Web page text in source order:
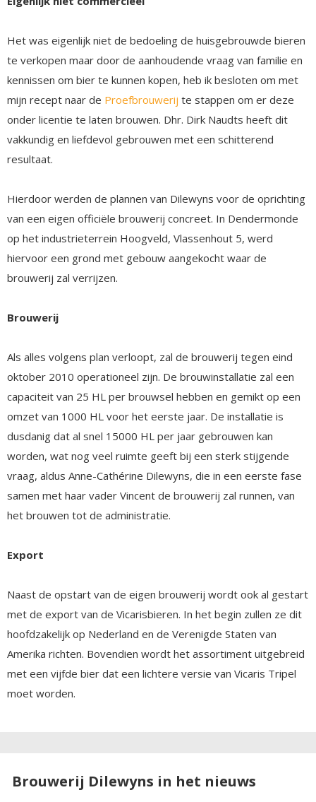
Het was eigenlijk niet de bedoeling de huisgebrouwde bieren
te verkopen maar door de aanhoudende vraag van familie en
kennissen om bier te kunnen kopen, heb ik besloten om met
mijn recept naar de Proefbrouwerij te stappen om er deze
onder licentie te laten brouwen. Dhr. Dirk Naudts heeft dit
vakkundig en liefdevol gebrouwen met een schitterend
resultaat.
Hierdoor werden de plannen van Dilewyns voor de oprichting
van een eigen officiële brouwerij concreet. In Dendermonde
op het industrieterrein Hoogveld, Vlassenhout 5, werd
hiervoor een grond met gebouw aangekocht waar de
brouwerij zal verrijzen.
Brouwerij
Als alles volgens plan verloopt, zal de brouwerij tegen eind
oktober 2010 operationeel zijn. De brouwinstallatie zal een
capaciteit van 25 HL per brouwsel hebben en gemikt op een
omzet van 1000 HL voor het eerste jaar. De installatie is
dusdanig dat al snel 15000 HL per jaar gebrouwen kan
worden, wat nog veel ruimte geeft bij een sterk stijgende
vraag, aldus Anne-Cathérine Dilewyns, die in een eerste fase
samen met haar vader Vincent de brouwerij zal runnen, van
het brouwen tot de administratie.
Export
Naast de opstart van de eigen brouwerij wordt ook al gestart
met de export van de Vicarisbieren. In het begin zullen ze dit
hoofdzakelijk op Nederland en de Verenigde Staten van
Amerika richten. Bovendien wordt het assortiment uitgebreid
met een vijfde bier dat een lichtere versie van Vicaris Tripel
moet worden.
Brouwerij Dilewyns in het nieuws